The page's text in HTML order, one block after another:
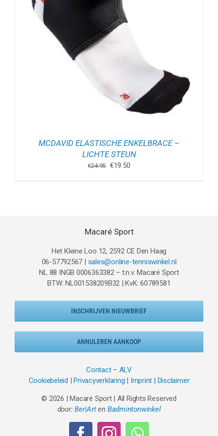
MCDAVID ELASTISCHE ENKELBRACE –
LICHTE STEUN
€24.95 Oorspronkelijke
€19.50Huidige
Macaré Sport
Het Kleine Loo 12, 2592 CE Den Haag
06-57792567 | sales@online-tenniswinkel.nl
NL 88 INGB 0006363382 – t.n.v. Macaré Sport
BTW: NL001538209B32 | KvK: 60789581
INSCHRIJVEN NIEUWBRIEF
ANNULEREN AANKOOP
Contact– ALV
Cookiebeleid |Privacyverklaring | Imprint | Disclaimer
© 2026 | Macaré Sport | All Rights Reserved
door:Ber|Arten Badmintonwinkel